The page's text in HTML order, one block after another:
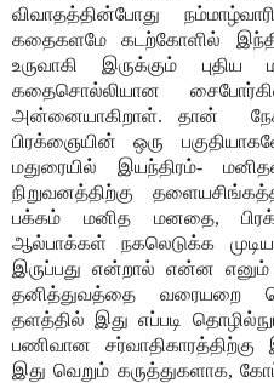
விவாதத்தின்போது
கதைகளமே கடற்கோளில்
உருவாகி இருக்கும் புதிய
கதைசொல்லியான
அன்னையாகிறாள். தான்
பிரக்ஞையின் ஒரு
மதுரையில் இயந்திரம்-
நிறுவனத்திற்கு
பக்கம் மனித மனதை,
ஆல்பாக்கள் நகலெடுக்க
இருப்பது என்றால் என்ன
தனித்துவத்தை வரையறை
தளத்தில் இது எப்படி
பணிவான சர்வாதிகாரத்திற்கு
இது வெறும் கருத்துகளாக,